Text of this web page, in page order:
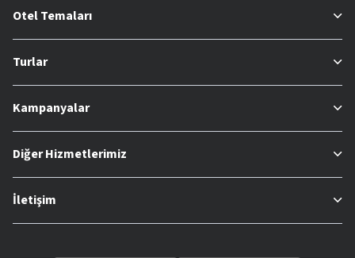
Otel Temaları
Turlar
Kampanyalar
Diğer Hizmetlerimiz
İletişim